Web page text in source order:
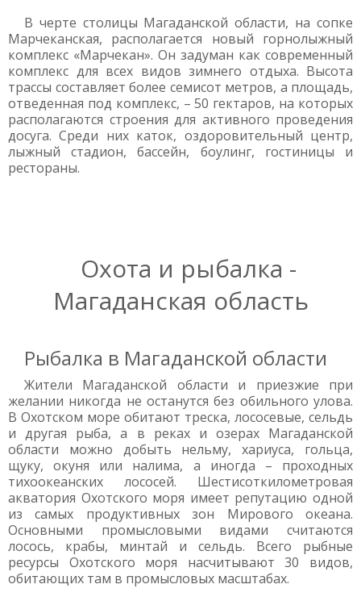
В черте столицы Магаданской области, на сопке
Марчеканская, располагается новый горнолыжный
комплекс «Марчекан». Он задуман как современный
комплекс для всех видов зимнего отдыха. Высота
трассы составляет более семисот метров, а площадь,
отведенная под комплекс, – 50 гектаров, на которых
располагаются строения для активного проведения
досуга. Среди них каток, оздоровительный центр,
лыжный стадион, бассейн, боулинг, гостиницы и
рестораны.
Охота и рыбалка -
Магаданская область
Рыбалка в Магаданской области
Жители Магаданской области и приезжие при
желании никогда не останутся без обильного улова.
В Охотском море обитают треска, лососевые, сельдь
и другая рыба, а в реках и озерах Магаданской
области можно добыть нельму, хариуса, гольца,
щуку, окуня или налима, а иногда – проходных
тихоокеанских лососей. Шестисоткилометровая
акватория Охотского моря имеет репутацию одной
из самых продуктивных зон Мирового океана.
Основными промысловыми видами считаются
лосось, крабы, минтай и сельдь. Всего рыбные
ресурсы Охотского моря насчитывают 30 видов,
обитающих там в промысловых масштабах.